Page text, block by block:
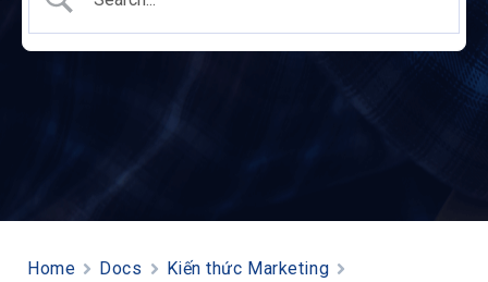
Home Docs
Kiến thức Marketing